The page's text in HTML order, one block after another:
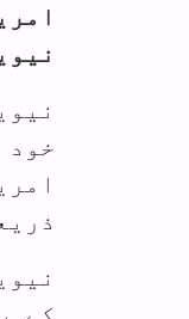
خود